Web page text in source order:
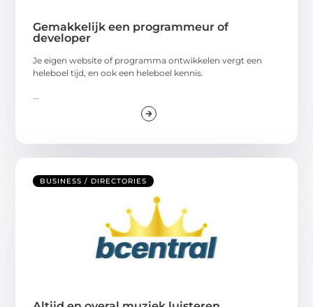
Gemakkelijk een programmeur of
developer
Je eigen website of programma ontwikkelen vergt een
heleboel tijd, en ook een heleboel kennis.
BUSINESS / DIRECTORIES